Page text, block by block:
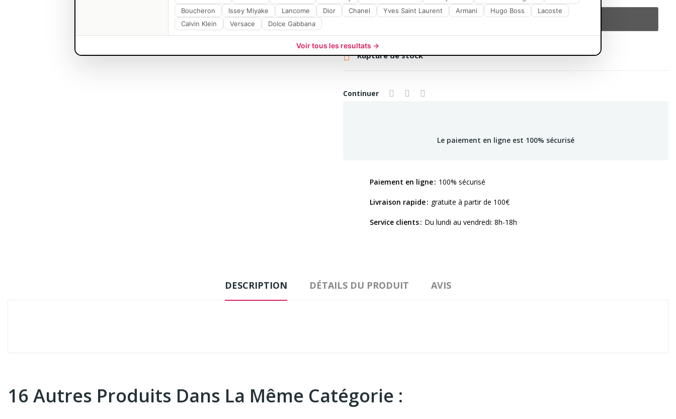
Ajouter Au Panier
 Rupture de stock
Continuer
Le paiement en ligne est 100% sécurisé
Paiement en ligne 100% sécurisé
Livraison rapide gratuite à partir de 100€
Service clients Du lundi au vendredi: 8h-18h
DESCRIPTION DÉTAILS DU PRODUIT AVIS
16 Autres Produits Dans La Même Catégorie :
Boucheron
Issey Miyake Lancome Dior Chanel Yves Saint Laurent Armani Hugo Boss
Lacoste
Calvin Klein
Versace Dolce Gabbana
Voir tous les resultats →